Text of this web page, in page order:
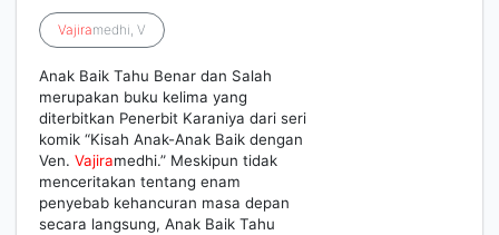
Vajiramedhi, V
Anak Baik Tahu Benar dan Salah
merupakan buku kelima yang
diterbitkan Penerbit Karaniya dari seri
komik “Kisah Anak-Anak Baik dengan
Ven. Vajiramedhi.” Meskipun tidak
menceritakan tentang enam
penyebab kehancuran masa depan
secara langsung, Anak Baik Tahu